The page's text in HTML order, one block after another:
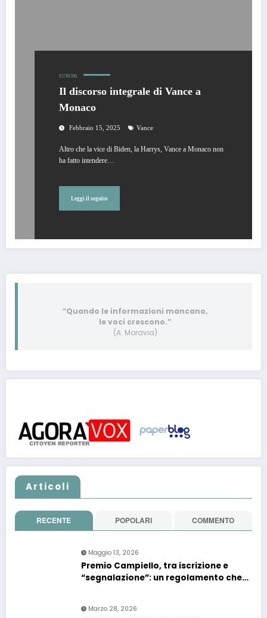
EUROPA
Il discorso integrale di Vance a
Monaco
Febbraio 15, 2025 Vance
Altro che la vice di Biden, la Harrys, Vance a Monaco non
ha fatto intendere…
Leggi il seguito
“Quando le informazioni mancano,
le voci crescono.”
(A. Moravia)
Articoli
RECENTE POPOLARI COMMENTO
Maggio 13, 2026
Premio Campiello, tra iscrizione e
“segnalazione”: un regolamento che
Marzo 28, 2026